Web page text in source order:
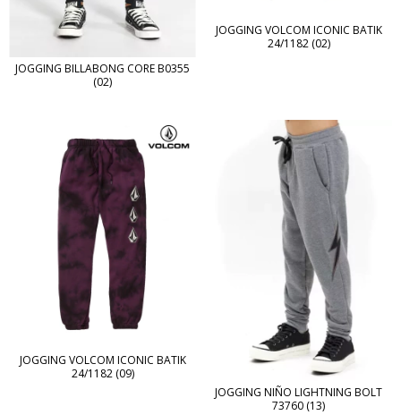
JOGGING BILLABONG CORE B0355
(02)
JOGGING VOLCOM ICONIC BATIK
24/1182 (02)
JOGGING VOLCOM ICONIC BATIK
24/1182 (09)
JOGGING NIÑO LIGHTNING BOLT
73760 (13)